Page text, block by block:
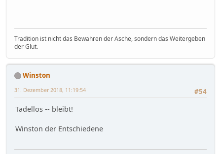
Tradition ist nicht das Bewahren der Asche, sondern das Weitergeben
der Glut.
Winston
#54
31. Dezember 2018, 11:19:54
Tadellos -- bleibt!
Winston der Entschiedene